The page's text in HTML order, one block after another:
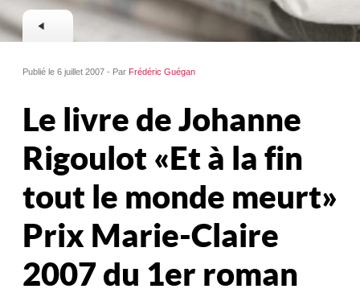
Publié le 6 juillet 2007 - Par Frédéric Guégan
Le livre de Johanne
Rigoulot « Et à la fin
tout le monde meurt »
Prix Marie-Claire
2007 du 1er roman